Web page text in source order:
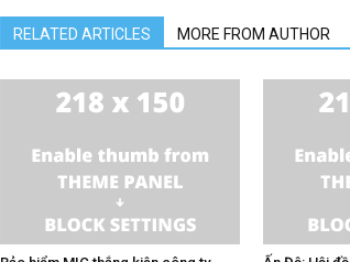
RELATED ARTICLES MORE FROM AUTHOR